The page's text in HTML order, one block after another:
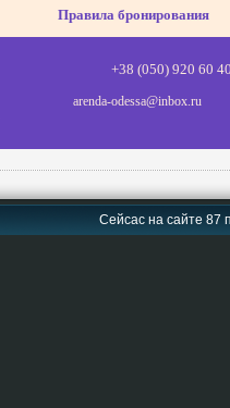
Правила бронирования
+38 (050) 920 60
arenda-odessa@inbox.ru
Сейсас на сайте 87